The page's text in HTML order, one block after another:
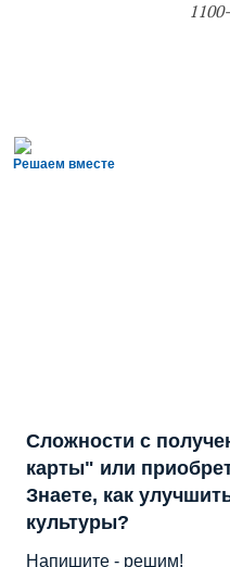
Решаем вместе
Сложности с
карты" или
Знаете, как
культуры?
Напишите - решим!